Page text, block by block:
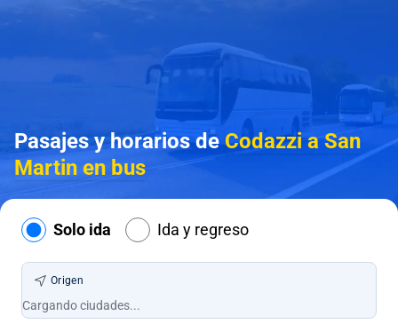
Pasajes y horarios deCodazzi a San
Martin en bus
Solo ida Ida y regreso
Origen